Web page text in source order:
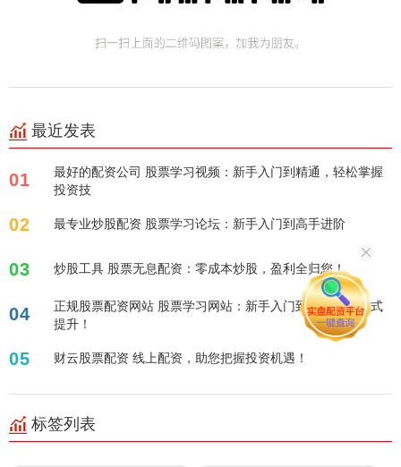
最近发表
01
最好的配资公司 股票学习视频：新手入门到精通，轻松掌握
投资技
02 最专业炒股配资 股票学习论坛：新手入门到高手进阶
03 炒股工具 股票无息配资：零成本炒股，盈利全归您！
04
正规股票配资网站 股票学习网站：新手入门到精通，一站式
提升！
05 财云股票配资 线上配资，助您把握投资机遇！
标签列表